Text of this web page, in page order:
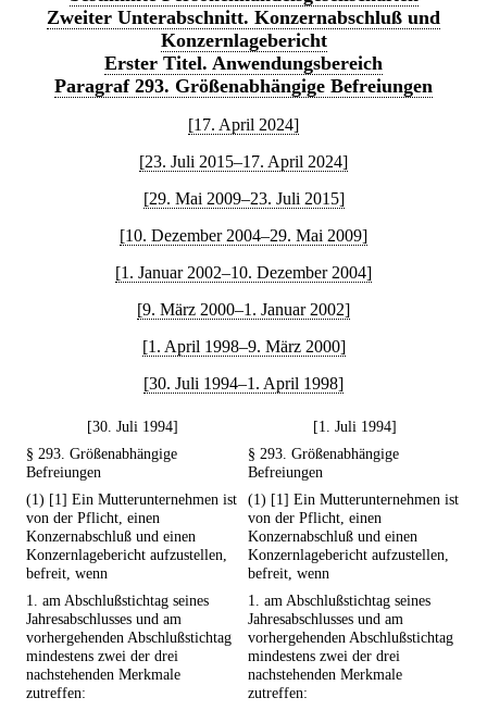
Zweiter Unterabschnitt. Konzernabschluß und
Konzernlagebericht
Erster Titel. Anwendungsbereich
Paragraf 293. Größenabhängige Befreiungen
[17. April 2024]
[23. Juli 2015–17. April 2024]
[29. Mai 2009–23. Juli 2015]
[10. Dezember 2004–29. Mai 2009]
[1. Januar 2002–10. Dezember 2004]
[9. März 2000–1. Januar 2002]
[1. April 1998–9. März 2000]
[30. Juli 1994–1. April 1998]
[30. Juli 1994]
[1. Juli 1994]
§ 293. Größenabhängige
Befreiungen
§ 293. Größenabhängige
Befreiungen
(1) [1] Ein Mutterunternehmen ist
von der Pflicht, einen
Konzernabschluß und einen
Konzernlagebericht aufzustellen,
befreit, wenn
(1) [1] Ein Mutterunternehmen ist
von der Pflicht, einen
Konzernabschluß und einen
Konzernlagebericht aufzustellen,
befreit, wenn
1. am Abschlußstichtag seines
Jahresabschlusses und am
vorhergehenden Abschlußstichtag
mindestens zwei der drei
nachstehenden Merkmale
zutreffen:
1. am Abschlußstichtag seines
Jahresabschlusses und am
vorhergehenden Abschlußstichtag
mindestens zwei der drei
nachstehenden Merkmale
zutreffen: